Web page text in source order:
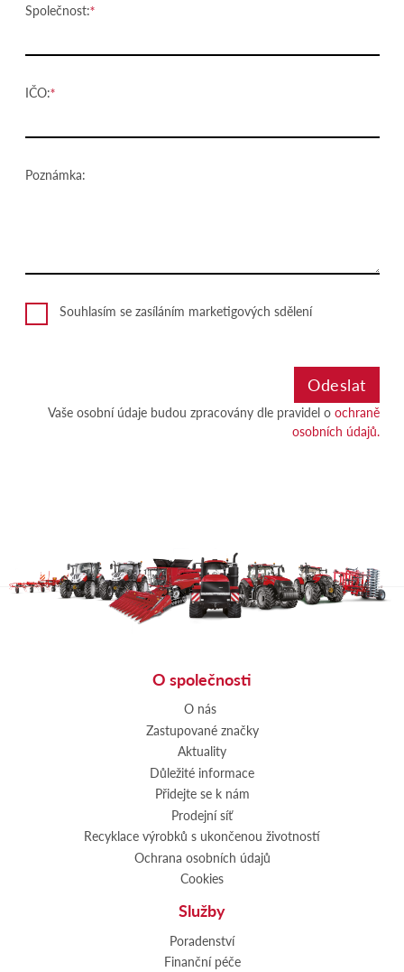
Společnost:
IČO:
Poznámka:
Souhlasím se zasíláním marketigových sdělení
Vaše osobní údaje budou zpracovány dle pravidel o ochraně
osobních údajů.
O společnosti
O nás
Zastupované značky
Aktuality
Důležité informace
Přidejte se k nám
Prodejní síť
Recyklace výrobků s ukončenou životností
Ochrana osobních údajů
Cookies
Služby
Poradenství
Finanční péče